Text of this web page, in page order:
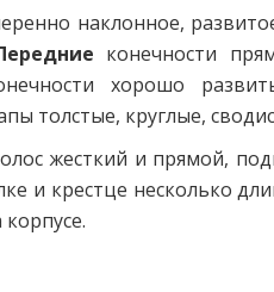
наклонное,
конечности
хорошо
толстые, круглые,
жесткий и прямой,
и крестце несколько